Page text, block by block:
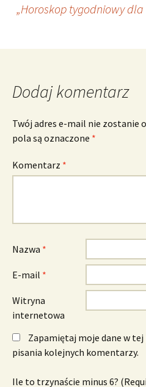
wpisu
„Horoskop tygodniowy
Dodaj komentarz
Twój adres e-mail nie zostanie
pola są oznaczone *
Komentarz *
Nazwa *
E-mail *
Witryna
internetowa
Zapamiętaj moje dane w
pisania kolejnych komentarzy.
Ile to trzynaście minus 6?